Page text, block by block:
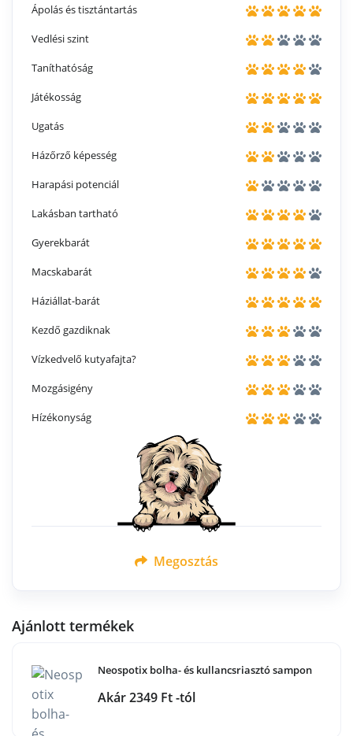
Ápolás és tisztántartás
Vedlési szint
Taníthatóság
Játékosság
Ugatás
Házőrző képesség
Harapási potenciál
Lakásban tartható
Gyerekbarát
Macskabarát
Háziállat-barát
Kezdő gazdiknak
Vízkedvelő kutyafajta?
Mozgásigény
Hízékonyság
Megosztás
Ajánlott termékek
Neospotix bolha- és kullancsriasztó sampon
Akár 2349 Ft -tól